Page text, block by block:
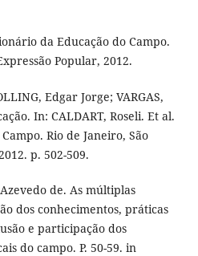
da Educação do Campo.
Popular, 2012.
Edgar Jorge; VARGAS,
In: CALDART, Roseli. Et al.
Rio de Janeiro, São
p. 502-509.
de. As múltiplas
dos conhecimentos, práticas
e participação dos
do campo. P. 50-59. in